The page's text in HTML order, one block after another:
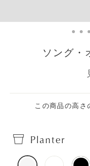
ソング・
この商品の高さ
Planter